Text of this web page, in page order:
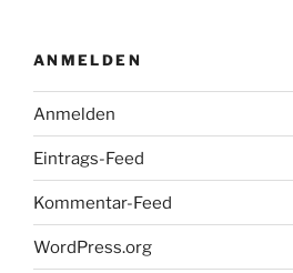
ANMELDEN
Anmelden
Eintrags-Feed
Kommentar-Feed
WordPress.org